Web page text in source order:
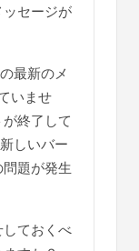
セージが
最新のメ
いませ
終了して
しいバー
題が発生
ておくべ